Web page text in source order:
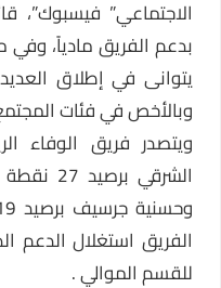
الاجتماعي” فيسبوك”،
بدعم الفريق مادياً، وفي
يتوانى في إطلاق العديد
وبالأخص في فئات المجتمع
ويتصدر فريق الوفاء
الشرقي
الفريق استغلال الدعم
للقسم الموالي .